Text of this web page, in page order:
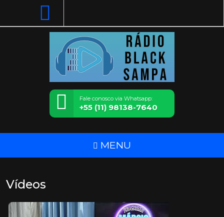
Fale conosco via Whatsapp:
+55 (11) 98138-7640
MENU
Vídeos